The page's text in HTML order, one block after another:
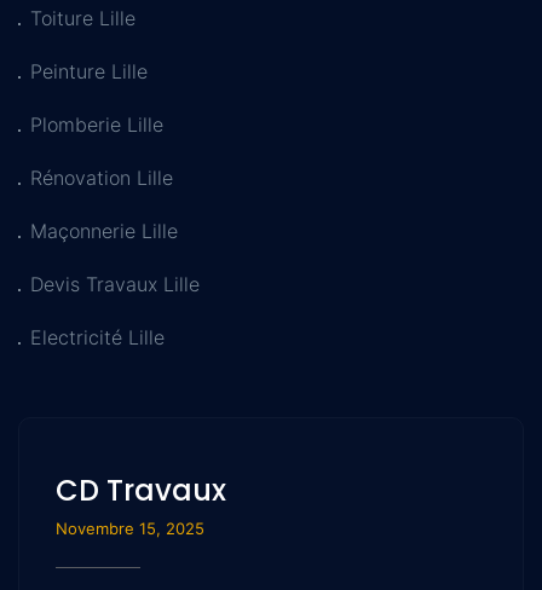
Toiture Lille
Peinture Lille
Plomberie Lille
Rénovation Lille
Maçonnerie Lille
Devis Travaux Lille
Electricité Lille
CD Travaux
Novembre 15, 2025